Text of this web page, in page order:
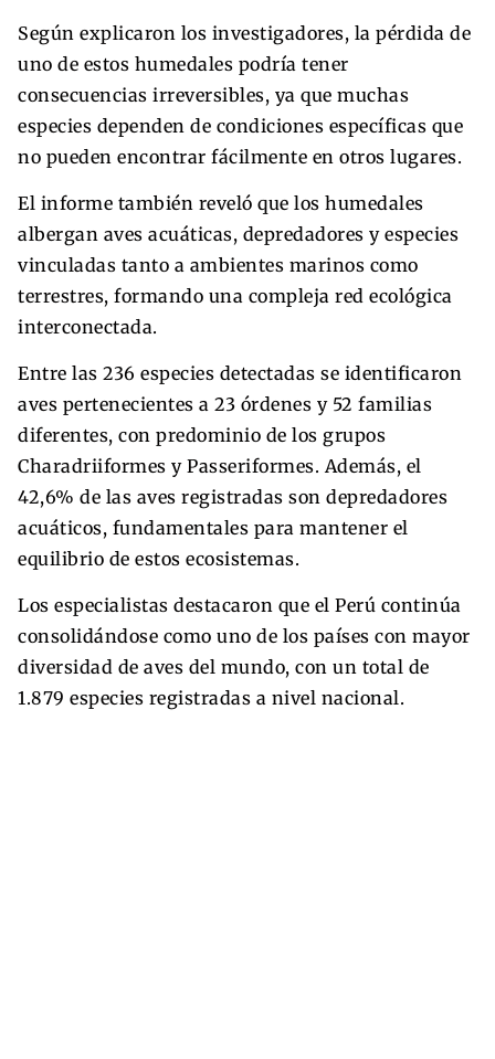
Según explicaron los investigadores, la pérdida de
uno de estos humedales podría tener
consecuencias irreversibles, ya que muchas
especies dependen de condiciones específicas que
no pueden encontrar fácilmente en otros lugares.
El informe también reveló que los humedales
albergan aves acuáticas, depredadores y especies
vinculadas tanto a ambientes marinos como
terrestres, formando una compleja red ecológica
interconectada.
Entre las 236 especies detectadas se identificaron
aves pertenecientes a 23 órdenes y 52 familias
diferentes, con predominio de los grupos
Charadriiformes y Passeriformes. Además, el
42,6% de las aves registradas son depredadores
acuáticos, fundamentales para mantener el
equilibrio de estos ecosistemas.
Los especialistas destacaron que el Perú continúa
consolidándose como uno de los países con mayor
diversidad de aves del mundo, con un total de
1.879 especies registradas a nivel nacional.